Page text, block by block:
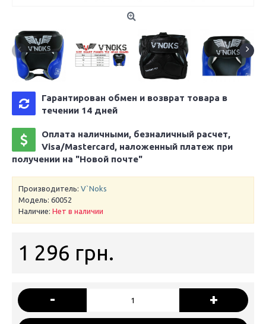
Гарантирован обмен и возврат товара в
течении 14 дней
Оплата наличными, безналичный расчет,
Visa/Mastercard, наложенный платеж при
получении на "Новой почте"
Производитель: V`Noks
Модель: 60052
Наличие: Нет в наличии
1 296 грн.
- +